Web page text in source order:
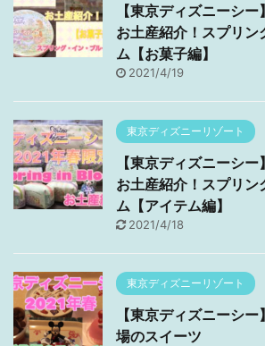
【東京ディズニーシ
お土産紹介！スプリン
ム【お菓子編】
2021/4/19
東京ディズニーリゾート
【東京ディズニーシ
お土産紹介！スプリン
ム【アイテム編】
2021/4/18
東京ディズニーリゾート
【東京ディズニーシ
場のスイーツ